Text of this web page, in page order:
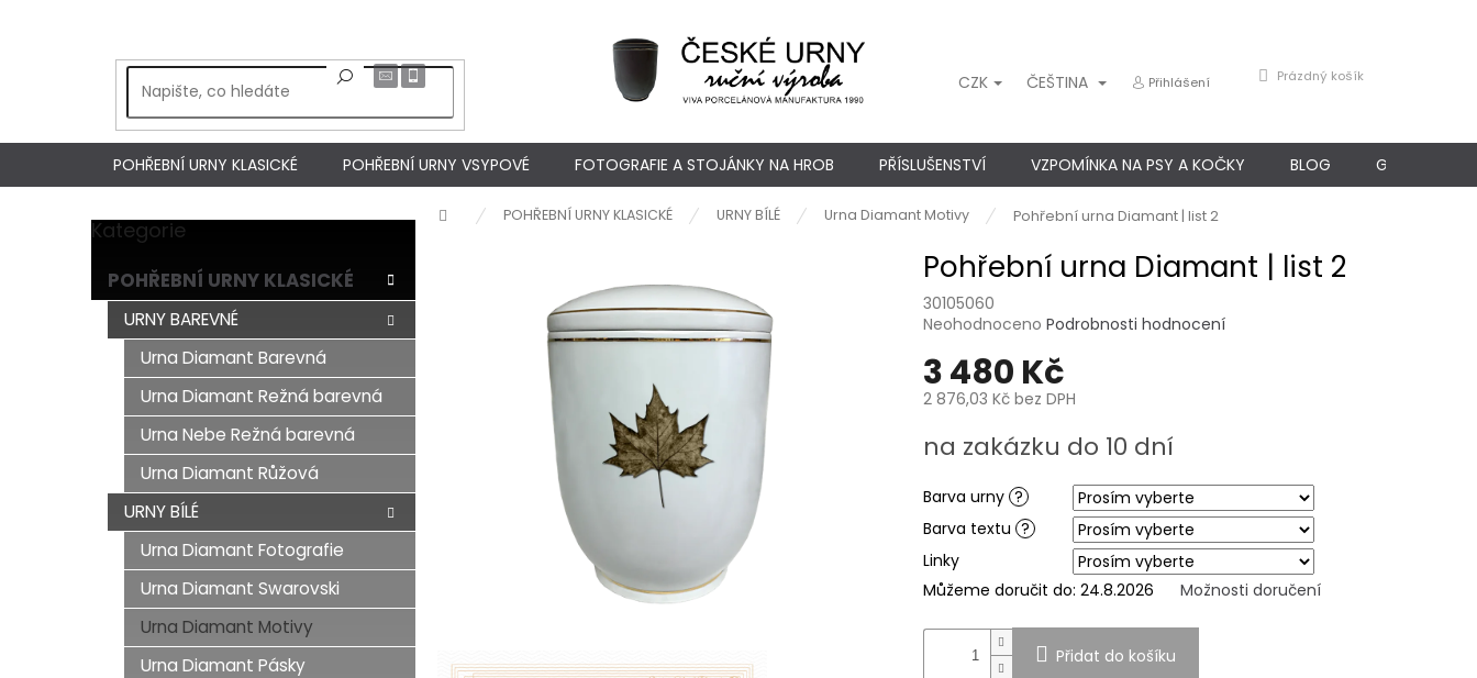
CZK
ČEŠTINA Přihlášení
NÁKUPNÍ
Prázdný košík
POHŘEBNÍ URNY KLASICKÉ POHŘEBNÍ URNY VSYPOVÉ FOTOGRAFIE A STOJÁNKY NA HROB PŘÍSLUŠENSTVÍ VZPOMÍNKA NA PSY A KOČKY BLOG GARANCE
Domů POHŘEBNÍ URNY KLASICKÉ URNY BÍLÉ Urna Diamant Motivy Pohřební urna Diamant | list 2
P
s
Přeskočit
kategorie
Kategorie
POHŘEBNÍ URNY KLASICKÉ
URNY BAREVNÉ
Urna Diamant Barevná
Urna Diamant Režná barevná
Urna Nebe Režná barevná
Urna Diamant Růžová
URNY BÍLÉ
Urna Diamant Fotografie
Urna Diamant Swarovski
Urna Diamant Motivy
Urna Diamant Pásky
Pohřební urna Diamant | list 2
30105060
Průměrné
produktu
je
0,0
5
Neohodnoceno Podrobnosti hodnocení
3 480 Kč
2 876,03 Kčbez DPH
cena:
na zakázku do 10 dní
Barva urny ?
Barva textu ?
Linky
Můžeme doručit do: 24.8.2026 Možnosti doručení
Přidat do košíku